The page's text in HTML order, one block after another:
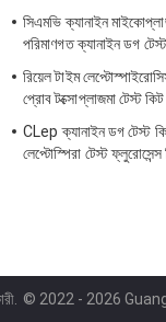
সিএমভি ক্যানাইন
পরিমাণগত ক্যানাইন ডগ
রিয়েল টাইম
প্রোব টক্সোপ্লাজমা টেস্ট কিট
CLep ক্যানাইন ডগ টেস্ট
লেপ্টোস্পিরা টেস্ট
© 2022 - 2026